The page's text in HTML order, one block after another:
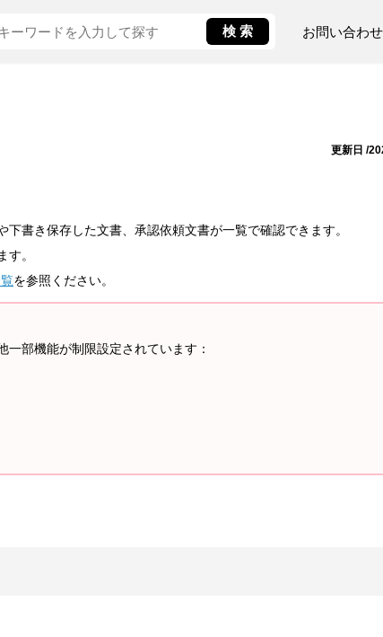
お問い合わせ
更新日 /
書き保存した文書、承認依頼文書が一覧で確認できます。
す。
を参照ください。
部機能が制限設定されています：